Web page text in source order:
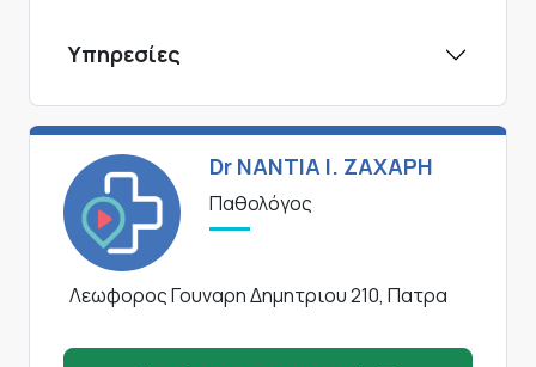
Υπηρεσίες
Dr ΝΑΝΤΙΑ Ι. ΖΑΧΑΡΗ
Παθολόγος
Λεωφορος Γουναρη Δημητριου 210, Πατρα